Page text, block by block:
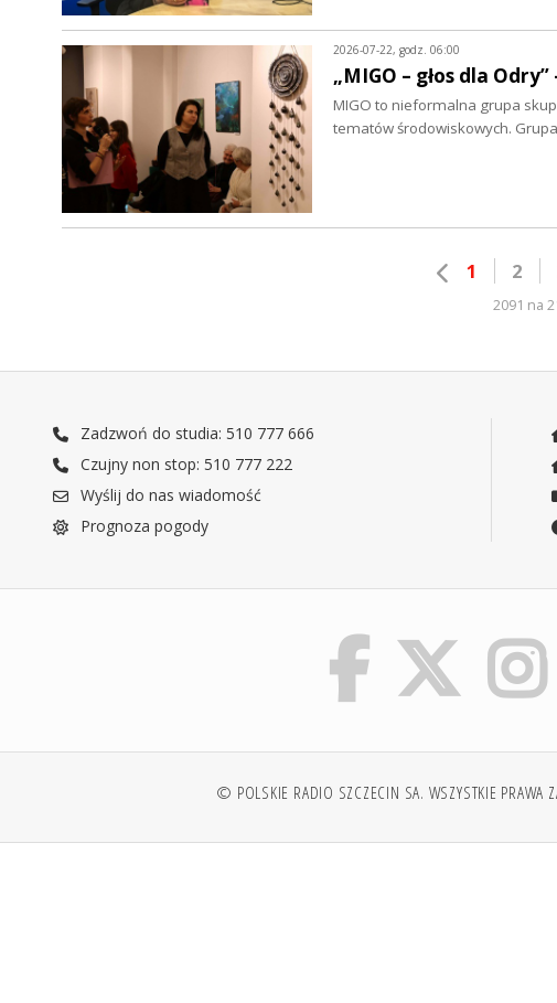
2026-07-22, godz. 06:00
„MIGO – głos dla
MIGO to nieformalna grupa
tematów środowiskowych.
1 2
2091 na
Zadzwoń do studia: 510 777 666
Czujny non stop: 510 777 222
Wyślij do nas wiadomość
Prognoza pogody
© POLSKIE RADIO SZCZECIN SA. WSZYSTKIE PRAWA